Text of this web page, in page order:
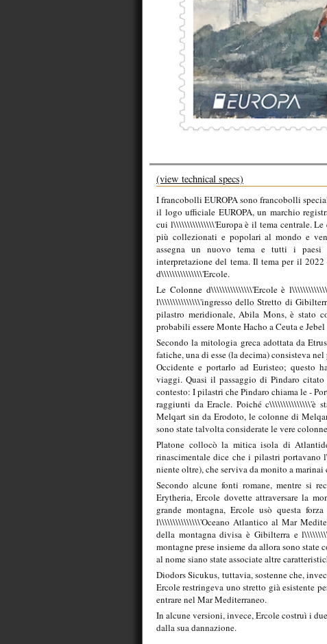
(view technical specs)
I francobolli EUROPA sono francobolli
il logo ufficiale EUROPA, un marchio
cui l\\\\\\\\\\\\\\\'Europa è il tema centrale.
più collezionati e popolari al mondo e
assegna un nuovo tema e tutti i paesi
interpretazione del tema. Il tema per il
d\\\\\\\\\\\\\\\'Ercole.
Le Colonne d\\\\\\\\\\\\\\\'Ercole è
l\\\\\\\\\\\\\\\'ingresso dello Stretto di
pilastro meridionale, Abila Mons, è stato
probabili essere Monte Hacho a Ceuta e
Secondo la mitologia greca adottata da
fatiche, una di esse (la decima) consisteva
Occidente e portarlo ad Euristeo; questo
viaggi. Quasi il passaggio di Pindaro
contesto: I pilastri che Pindaro chiama le -
raggiunti da Eracle. Poiché c\\\\\\\\\\\\\\\'è
Melqart sin da Erodoto, le colonne di
sono state talvolta considerate le vere
Platone collocò la mitica isola di
rinascimentale dice che i pilastri
niente oltre), che serviva da monito a
Secondo alcune fonti romane, mentre si
Erytheria, Ercole dovette attraversare la
grande montagna, Ercole usò questa
l\\\\\\\\\\\\\\\'Oceano Atlantico al Mar
della montagna divisa è Gibilterra e
montagne prese insieme da allora sono
al nome siano state associate altre
Diodors Sicukus, tuttavia, sostenne che,
Ercole restringeva uno stretto già esistente
entrare nel Mar Mediterraneo.
In alcune versioni, invece, Ercole costruì i
dalla sua dannazione.